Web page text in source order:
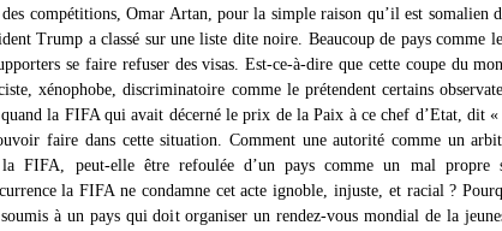
compétitions, Omar Artan, pour la simple raison qu’il est somalien
Trump a classé sur une liste dite noire. Beaucoup de pays comme
se faire refuser des visas. Est-ce-à-dire que cette coupe du
xénophobe, discriminatoire comme le prétendent certains
la FIFA qui avait décerné le prix de la Paix à ce chef d’Etat, dit
faire dans cette situation. Comment une autorité comme un
FIFA, peut-elle être refoulée d’un pays comme un mal propre
la FIFA ne condamne cet acte ignoble, injuste, et racial ?
à un pays qui doit organiser un rendez-vous mondial de la